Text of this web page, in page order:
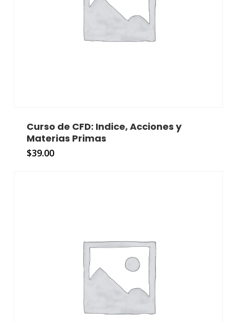
Curso de CFD: Indice, Acciones y
Materias Primas
$39.00